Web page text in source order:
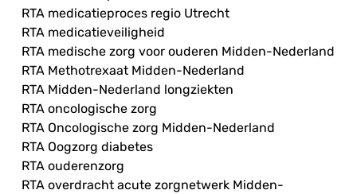
RTA medicatieproces regio Utrecht
RTA medicatieveiligheid
RTA medische zorg voor ouderen Midden-Nederland
RTA Methotrexaat Midden-Nederland
RTA Midden-Nederland longziekten
RTA oncologische zorg
RTA Oncologische zorg Midden-Nederland
RTA Oogzorg diabetes
RTA ouderenzorg
RTA overdracht acute zorgnetwerk Midden-